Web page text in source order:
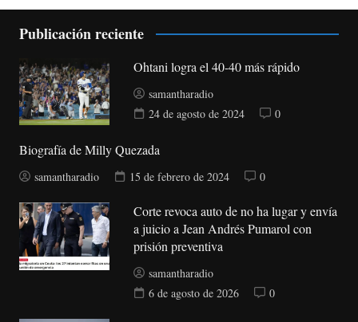
Publicación reciente
Ohtani logra el 40-40 más rápido
samantharadio
24 de agosto de 2024
0
Biografía de Milly Quezada
samantharadio 15 de febrero de 2024 0
Corte revoca auto de no ha lugar y envía
a juicio a Jean Andrés Pumarol con
prisión preventiva
samantharadio
6 de agosto de 2026
0